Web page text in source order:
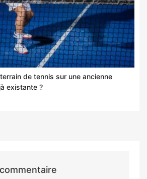
de tennis sur une ancienne
existante ?